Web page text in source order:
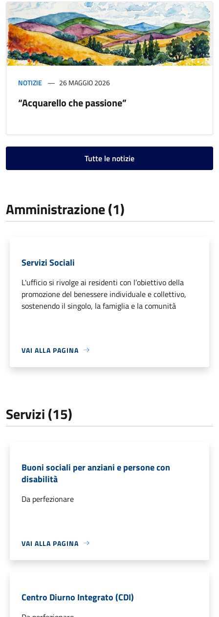
NOTIZIE 26 MAGGIO 2026
“Acquarello che passione”
Tutte le notizie
Amministrazione (1)
Servizi Sociali
L'ufficio si rivolge ai residenti con l’obiettivo della
promozione del benessere individuale e collettivo,
sostenendo il singolo, la famiglia e la comunità
VAI ALLA PAGINA
Servizi (15)
Buoni sociali per anziani e persone con
disabilità
Da perfezionare
VAI ALLA PAGINA
Centro Diurno Integrato (CDI)